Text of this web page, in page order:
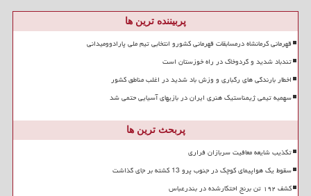
پربیننده ترین ها
قهرمانی کرمانشاه درمسابقات قهرمانی کشورو انتخابی تیم ملی پارادوومیدانی
تندباد شدید و گردوخاک در راه خوزستان است
اخطار بارندگی های رگباری و وزش باد شدید در اغلب مناطق کشور
سهمیه تیمی ژیمناستیک هنری ایران در بازیهای آسیایی حتمی شد
پربحث ترین ها
تکذیب شایعه معافیت سربازان فراری
سقوط یک هواپیمای کوچک در جنوب پرو 13 کشته بر جای گذاشت
کشف ۱۹۲ تن برنج احتکارشده در بندرعباس